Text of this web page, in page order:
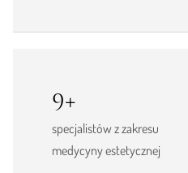
9+
specjalistów z zakresu
medycyny estetycznej